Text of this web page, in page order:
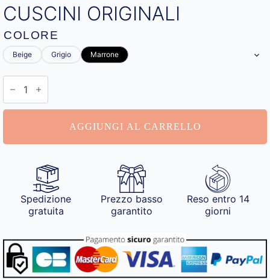
CUSCINI ORIGINALI
COLORE
Beige Grigio Marrone
Cuscini
Originali
AGGIUNGI AL CARRELLO
Spedizione
gratuita
Prezzo basso
garantito
Reso entro 14
giorni